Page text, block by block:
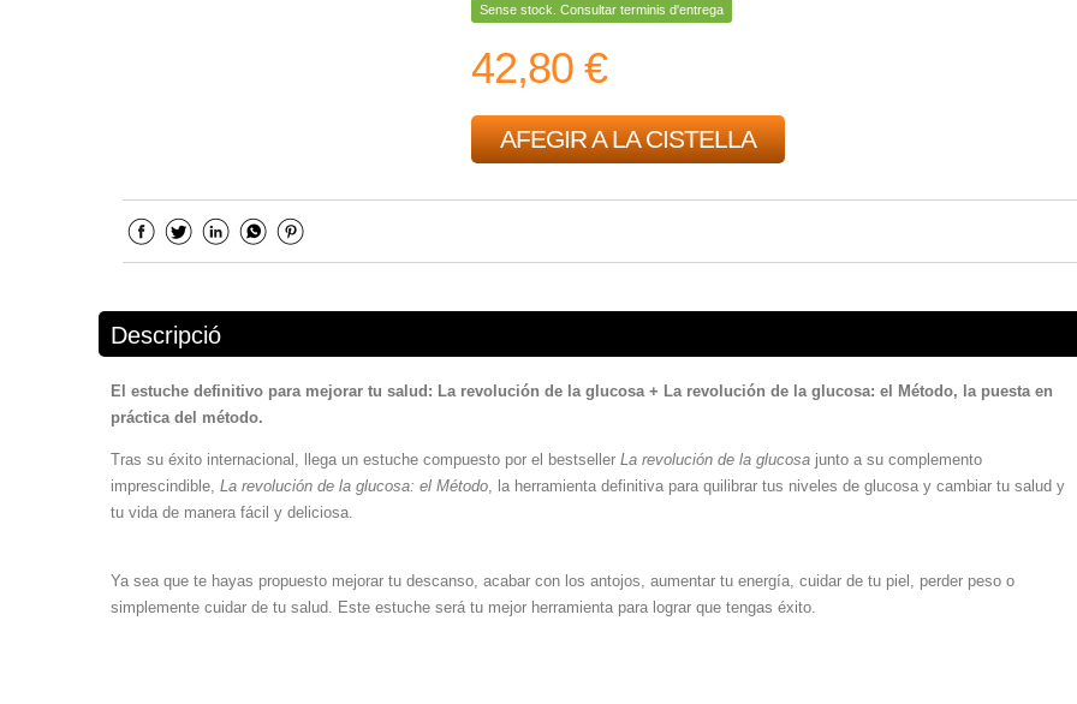
Sense stock. Consultar terminis d'entrega
42,80 €
AFEGIR A LA CISTELLA
Descripció
El estuche definitivo para mejorar tu salud: La revolución de la glucosa + La revolución de la glucosa: el Método, la puesta en
práctica del método.
Tras su éxito internacional, llega un estuche compuesto por el bestseller La revolución de la glucosa junto a su complemento
imprescindible, La revolución de la glucosa: el Método, la herramienta definitiva para quilibrar tus niveles de glucosa y cambiar tu salud y
tu vida de manera fácil y deliciosa.
Ya sea que te hayas propuesto mejorar tu descanso, acabar con los antojos, aumentar tu energía, cuidar de tu piel, perder peso o
simplemente cuidar de tu salud. Este estuche será tu mejor herramienta para lograr que tengas éxito.